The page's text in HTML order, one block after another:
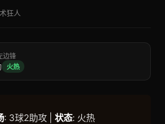
狂人
边锋
火热
: 3球2助攻 | 状态: 火热